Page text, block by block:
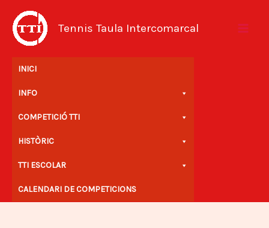
contingut
Tennis Taula Intercomarcal
INICI
INFO
COMPETICIÓ TTI
HISTÒRIC
TTI ESCOLAR
CALENDARI DE COMPETICIONS